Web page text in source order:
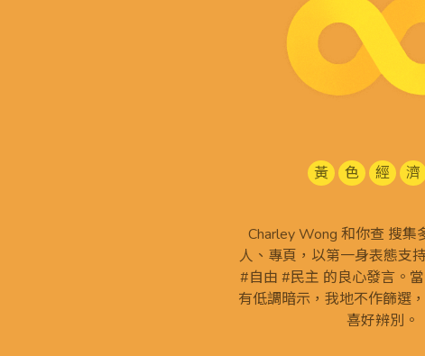
黃 色 經 濟
Charley Wong 和你查 搜集
人、專頁，以第一身表態支
#自由 #民主 的良心發言。
有低調暗示，我地不作篩選
喜好辨別。